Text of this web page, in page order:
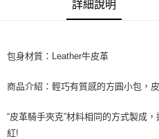
詳細說明
包身材質：Leather牛皮革
商品介紹：輕巧有質感的方圓小包，
“皮革騎手夾克”材料相同的方式製成
紅!